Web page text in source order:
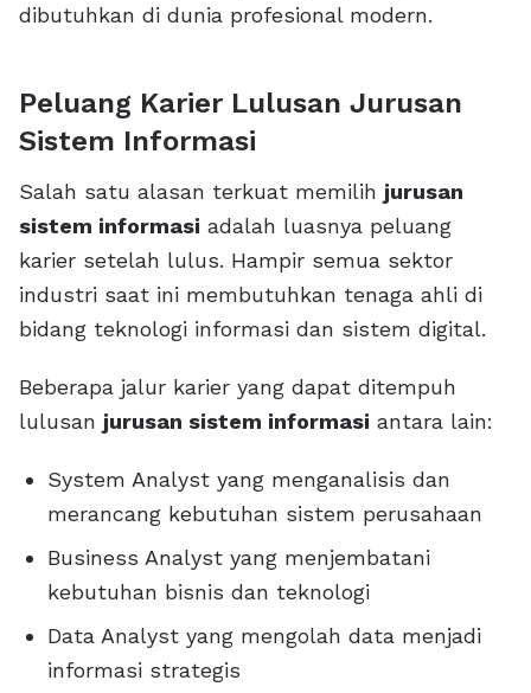
dibutuhkan di dunia profesional modern.
Peluang Karier Lulusan Jurusan
Sistem Informasi
Salah satu alasan terkuat memilih jurusan
sistem informasi adalah luasnya peluang
karier setelah lulus. Hampir semua sektor
industri saat ini membutuhkan tenaga ahli di
bidang teknologi informasi dan sistem digital.
Beberapa jalur karier yang dapat ditempuh
lulusan jurusan sistem informasi antara lain:
System Analyst yang menganalisis dan
merancang kebutuhan sistem perusahaan
Business Analyst yang menjembatani
kebutuhan bisnis dan teknologi
Data Analyst yang mengolah data menjadi
informasi strategis